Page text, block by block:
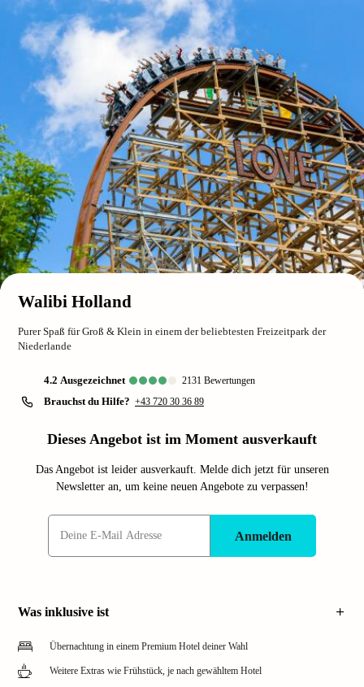
Walibi Holland
Purer Spaß für Groß & Klein in einem der beliebtesten Freizeitpark der
Niederlande
4.2 ausgezeichnet 2131 Bewertungen
Brauchst du Hilfe? +43 720 30 36 89
Dieses Angebot ist im Moment ausverkauft
Das Angebot ist leider ausverkauft. Melde dich jetzt für unseren
Newsletter an, um keine neuen Angebote zu verpassen!
Anmelden
Was inklusive ist
Übernachtung in einem Premium Hotel deiner Wahl
Weitere Extras wie Frühstück, je nach gewähltem Hotel